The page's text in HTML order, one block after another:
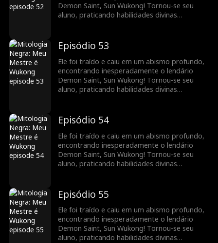
Demon Saint, Sun Wukong! Tornou-se seu
aluno, praticando habilidades divinas
vingando injustiças e acertando contas.
Episódio 53
Ele foi traído e caiu em um abismo profundo,
encontrando inesperadamente o lendário
Demon Saint, Sun Wukong! Tornou-se seu
aluno, praticando habilidades divinas
vingando injustiças e acertando contas.
Episódio 54
Ele foi traído e caiu em um abismo profundo,
encontrando inesperadamente o lendário
Demon Saint, Sun Wukong! Tornou-se seu
aluno, praticando habilidades divinas
vingando injustiças e acertando contas.
Episódio 55
Ele foi traído e caiu em um abismo profundo,
encontrando inesperadamente o lendário
Demon Saint, Sun Wukong! Tornou-se seu
aluno, praticando habilidades divinas